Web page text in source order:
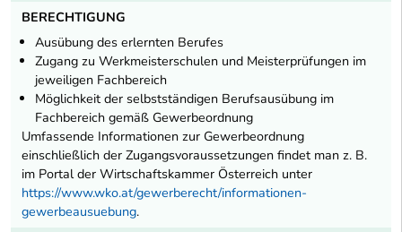
BERECHTIGUNG
Ausübung des erlernten Berufes
Zugang zu Werkmeisterschulen und Meisterprüfungen im
jeweiligen Fachbereich
Möglichkeit der selbstständigen Berufsausübung im
Fachbereich gemäß Gewerbeordnung
Umfassende Informationen zur Gewerbeordnung
einschließlich der Zugangsvoraussetzungen findet man z. B.
im Portal der Wirtschaftskammer Österreich unter
https://www.wko.at/gewerberecht/informationen-
gewerbeausuebung.